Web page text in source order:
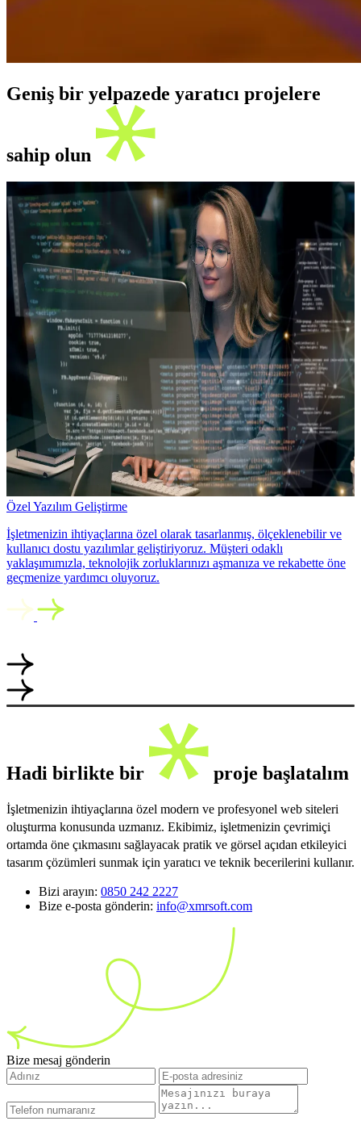
Geniş bir yelpazede yaratıcı projelere
sahip olun
Özel Yazılım Geliştirme
İşletmenizin ihtiyaçlarına özel olarak tasarlanmış, ölçeklenebilir ve
kullanıcı dostu yazılımlar geliştiriyoruz. Müşteri odaklı
yaklaşımımızla, teknolojik zorluklarınızı aşmanıza ve rekabette öne
geçmenize yardımcı oluyoruz.
Hadi birlikte bir proje başlatalım
İşletmenizin ihtiyaçlarına özel modern ve profesyonel web siteleri
oluşturma konusunda uzmanız. Ekibimiz, işletmenizin çevrimiçi
ortamda öne çıkmasını sağlayacak pratik ve görsel açıdan etkileyici
tasarım çözümleri sunmak için yaratıcı ve teknik becerilerini kullanır.
Bizi arayın: 0850 242 2227
Bize e-posta gönderin: info@xmrsoft.com
Bize mesaj gönderin